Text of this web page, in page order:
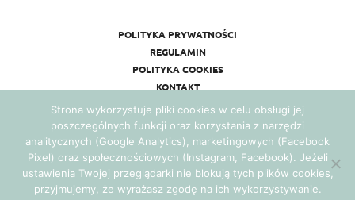
POLITYKA PRYWATNOŚCI
REGULAMIN
POLITYKA COOKIES
KONTAKT
Strona wykorzystuje pliki cookies w celu obsługi jej
poszczególnych funkcji oraz korzystania z narzędzi
analitycznych (Google Analytics), marketingowych (Facebook
Pixel) oraz społecznościowych (Instagram, Facebook). Jeżeli
ustawienia Twojej przeglądarki nie blokują tych plików cookies,
przyjmujemy, że wyrażasz zgodę na ich wykorzystywanie.